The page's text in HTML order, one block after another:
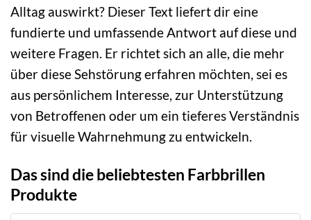
Alltag auswirkt? Dieser Text liefert dir eine
fundierte und umfassende Antwort auf diese und
weitere Fragen. Er richtet sich an alle, die mehr
über diese Sehstörung erfahren möchten, sei es
aus persönlichem Interesse, zur Unterstützung
von Betroffenen oder um ein tieferes Verständnis
für visuelle Wahrnehmung zu entwickeln.
Das sind die beliebtesten Farbbrillen
Produkte